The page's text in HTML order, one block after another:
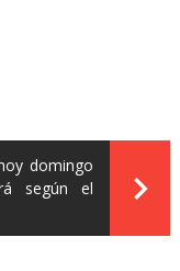
domingo
según el